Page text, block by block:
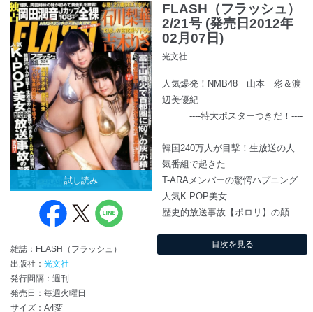
試し読み
雑誌：FLASH（フラッシュ）
出版社： 光文社
発行間隔：週刊
発売日：毎週火曜日
サイズ：A4変
FLASH（フラッシュ）
2/21号 (発売日2012年
02月07日)
光文社
人気爆発！NMB48 山本 彩＆渡
辺美優紀
----特大ポスターつきだ！----
韓国240万人が目撃！生放送の人
気番組で起きた
T-ARAメンバーの驚愕ハプニング
人気K-POP美女
歴史的放送事故【ポロリ】の顛...
目次を見る